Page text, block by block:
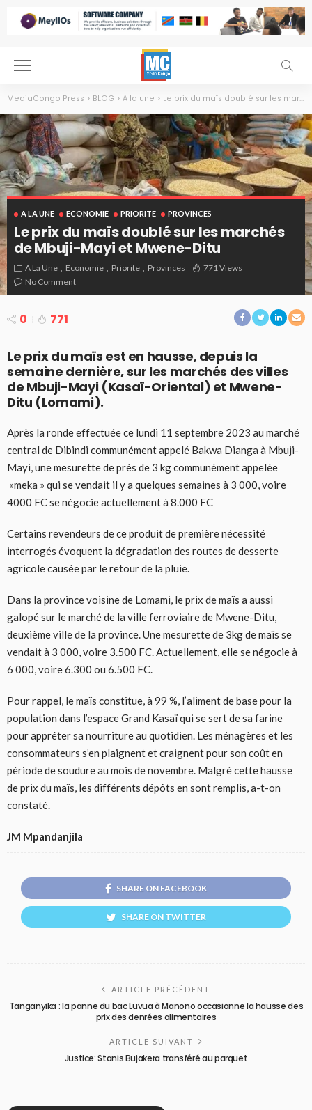
MediaCongo Press > BLOG > A la une > Le prix du maïs doublé sur les marchés de Mbuji-Mayi et Mwene-Ditu
A LA UNE ECONOMIE PRIORITE PROVINCES
Le prix du maïs doublé sur les marchés
de Mbuji-Mayi et Mwene-Ditu
A La Une Economie Priorite Provinces
771 Views
No Comment
0 771
Le prix du maïs est en hausse, depuis la
semaine dernière, sur les marchés des villes
de Mbuji-Mayi (Kasaï-Oriental) et Mwene-
Ditu (Lomami).
Après la ronde effectuée ce lundi 11 septembre 2023 au marché
central de Dibindi communément appelé Bakwa Dianga à Mbuji-
Mayi, une mesurette de près de 3 kg communément appelée
»meka » qui se vendait il y a quelques semaines à 3 000, voire
4000 FC se négocie actuellement à 8.000 FC
Certains revendeurs de ce produit de première nécessité
interrogés évoquent la dégradation des routes de desserte
agricole causée par le retour de la pluie.
Dans la province voisine de Lomami, le prix de maïs a aussi
galopé sur le marché de la ville ferroviaire de Mwene-Ditu,
deuxième ville de la province. Une mesurette de 3kg de maïs se
vendait à 3 000, voire 3.500 FC. Actuellement, elle se négocie à
6 000, voire 6.300 ou 6.500 FC.
Pour rappel, le maïs constitue, à 99 %, l’aliment de base pour la
population dans l’espace Grand Kasaï qui se sert de sa farine
pour apprêter sa nourriture au quotidien. Les ménagères et les
consommateurs s’en plaignent et craignent pour son coût en
période de soudure au mois de novembre. Malgré cette hausse
de prix du maïs, les différents dépôts en sont remplis, a-t-on
constaté.
JM Mpandanjila
SHARE ON FACEBOOK
SHARE ON TWITTER
ARTICLE PRÉCÉDENT
Tanganyika : la panne du bac Luvua à Manono occasionne la hausse des
prix des denrées alimentaires
ARTICLE SUIVANT
Justice: Stanis Bujakera transféré au parquet